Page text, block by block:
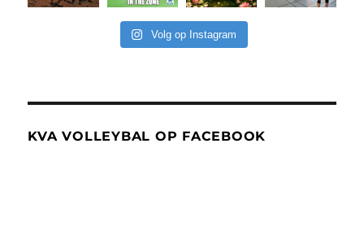
Volg op Instagram
KVA VOLLEYBAL OP FACEBOOK